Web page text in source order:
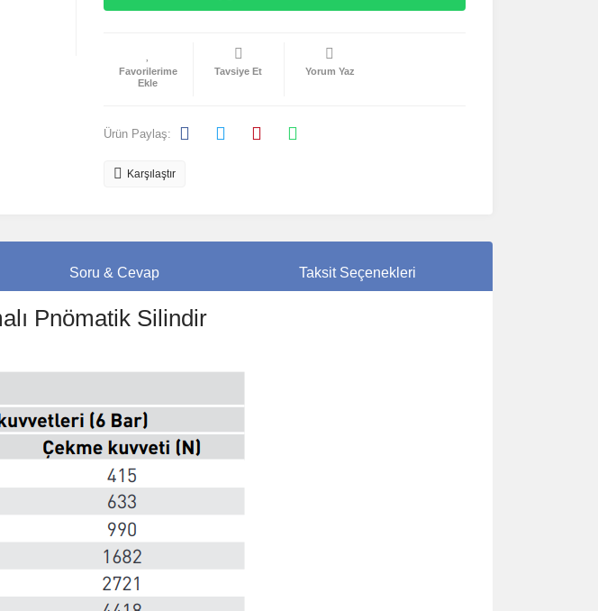
Tavsiye Et Yorum Yaz
Ürün Paylaş:
Karşılaştır
Soru & Cevap Taksit Seçenekleri
Pnömatik Silindir